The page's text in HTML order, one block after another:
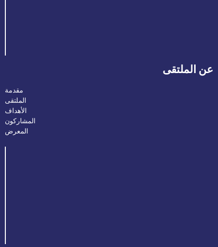
عن الملتقى
مقدمة
الملتقى
الأهداف
المشاركون
المعرض